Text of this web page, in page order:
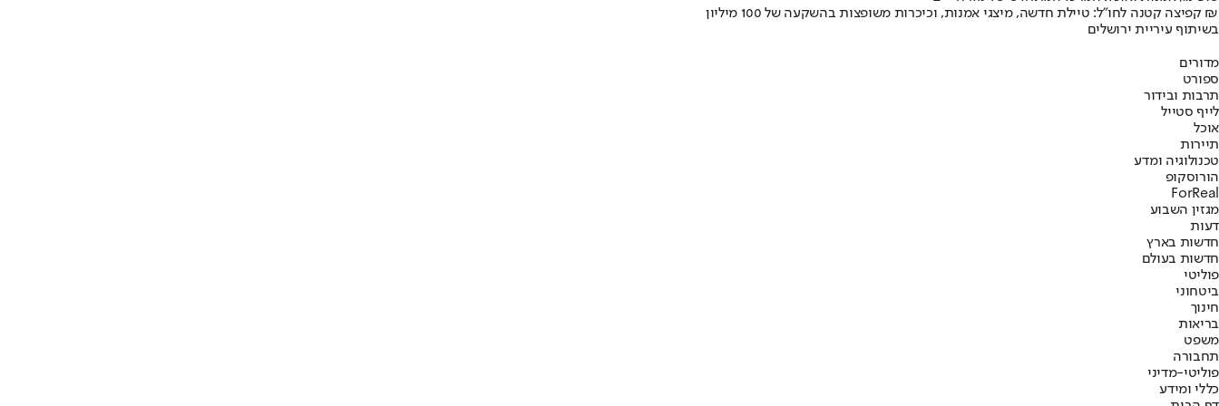
קפיצה קטנה לחו"ל: טיילת חדשה, מיצגי אמנות, וכיכרות משופצות בהשקעה של 100 מיליון ₪
בשיתוף עיריית ירושלים
מדורים
ספורט
תרבות ובידור
לייף סטייל
אוכל
תיירות
טכנולוגיה ומדע
הורוסקופ
ForReal
מגזין השבוע
דעות
חדשות בארץ
חדשות בעולם
פוליטי
ביטחוני
חינוך
בריאות
משפט
תחבורה
פוליטי-מדיני
כללי ומידע